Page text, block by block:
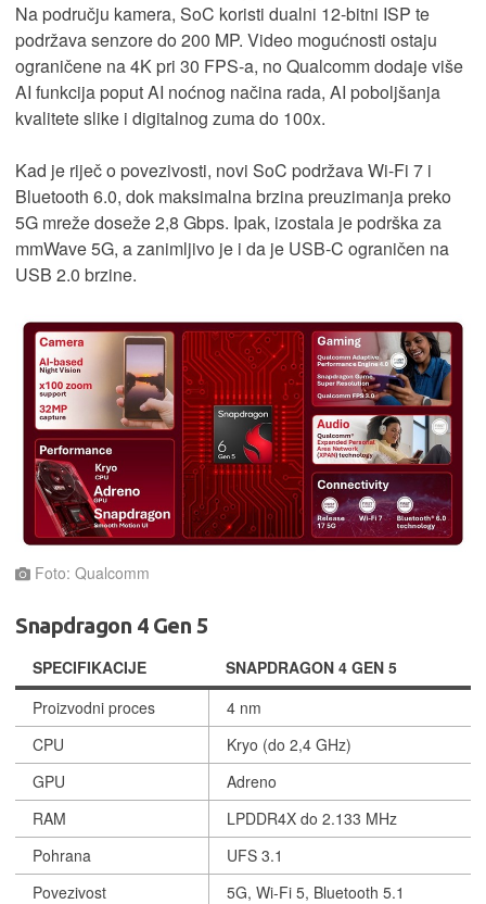
Na području kamera, SoC koristi dualni 12-bitni ISP te
podržava senzore do 200 MP. Video mogućnosti ostaju
ograničene na 4K pri 30 FPS-a, no Qualcomm dodaje više
AI funkcija poput AI noćnog načina rada, AI poboljšanja
kvalitete slike i digitalnog zuma do 100x.
Kad je riječ o povezivosti, novi SoC podržava Wi-Fi 7 i
Bluetooth 6.0, dok maksimalna brzina preuzimanja preko
5G mreže doseže 2,8 Gbps. Ipak, izostala je podrška za
mmWave 5G, a zanimljivo je i da je USB-C ograničen na
USB 2.0 brzine.
Foto: Qualcomm
Snapdragon 4 Gen 5
SPECIFIKACIJE
SNAPDRAGON 4 GEN 5
Proizvodni proces
4 nm
CPU
Kryo (do 2,4 GHz)
GPU
Adreno
RAM
LPDDR4X do 2.133 MHz
Pohrana
UFS 3.1
Povezivost
5G, Wi-Fi 5, Bluetooth 5.1